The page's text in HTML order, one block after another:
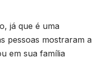
já que é uma
pessoas mostraram a
em sua família